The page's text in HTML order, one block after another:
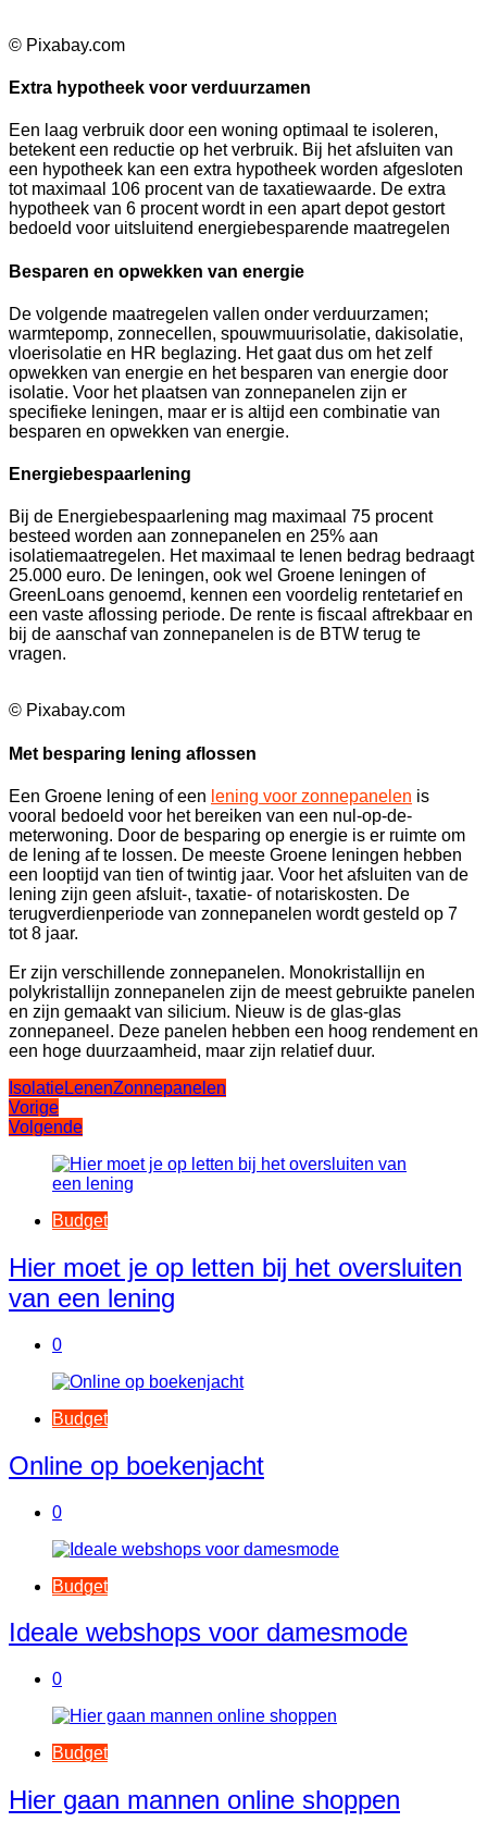
© Pixabay.com
Extra hypotheek voor verduurzamen
Een laag verbruik door een woning optimaal te isoleren,
betekent een reductie op het verbruik. Bij het afsluiten van
een hypotheek kan een extra hypotheek worden afgesloten
tot maximaal 106 procent van de taxatiewaarde. De extra
hypotheek van 6 procent wordt in een apart depot gestort
bedoeld voor uitsluitend energiebesparende maatregelen
Besparen en opwekken van energie
De volgende maatregelen vallen onder verduurzamen;
warmtepomp, zonnecellen, spouwmuurisolatie, dakisolatie,
vloerisolatie en HR beglazing. Het gaat dus om het zelf
opwekken van energie en het besparen van energie door
isolatie. Voor het plaatsen van zonnepanelen zijn er
specifieke leningen, maar er is altijd een combinatie van
besparen en opwekken van energie.
Energiebespaarlening
Bij de Energiebespaarlening mag maximaal 75 procent
besteed worden aan zonnepanelen en 25% aan
isolatiemaatregelen. Het maximaal te lenen bedrag bedraagt
25.000 euro. De leningen, ook wel Groene leningen of
GreenLoans genoemd, kennen een voordelig rentetarief en
een vaste aflossing periode. De rente is fiscaal aftrekbaar en
bij de aanschaf van zonnepanelen is de BTW terug te
vragen.
© Pixabay.com
Met besparing lening aflossen
Een Groene lening of een lening voor zonnepanelen is
vooral bedoeld voor het bereiken van een nul-op-de-
meterwoning. Door de besparing op energie is er ruimte om
de lening af te lossen. De meeste Groene leningen hebben
een looptijd van tien of twintig jaar. Voor het afsluiten van de
lening zijn geen afsluit-, taxatie- of notariskosten. De
terugverdienperiode van zonnepanelen wordt gesteld op 7
tot 8 jaar.
Er zijn verschillende zonnepanelen. Monokristallijn en
polykristallijn zonnepanelen zijn de meest gebruikte panelen
en zijn gemaakt van silicium. Nieuw is de glas-glas
zonnepaneel. Deze panelen hebben een hoog rendement en
een hoge duurzaamheid, maar zijn relatief duur.
IsolatieLenenZonnepanelen
Bericht
navigatie
Vorige
Volgende
Budget
Hier moet je op letten bij het oversluiten
van een lening
0
Budget
Online op boekenjacht
0
Budget
Ideale webshops voor damesmode
0
Budget
Hier gaan mannen online shoppen